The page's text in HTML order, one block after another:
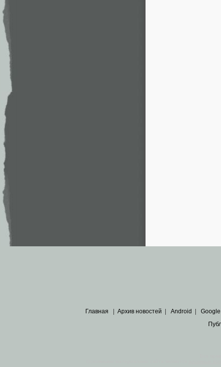
Главная Архив новостей Android Google